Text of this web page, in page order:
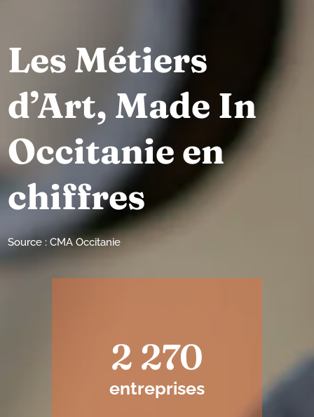
Les Métiers
d’Art, Made In
Occitanie en
chiffres
Source : CMA Occitanie
2 270
entreprises